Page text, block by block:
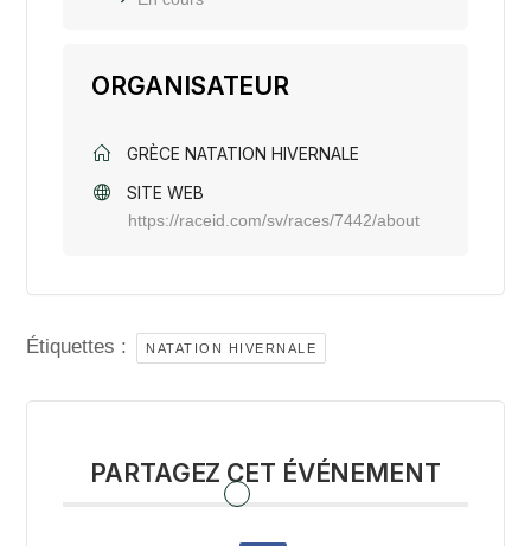
ORGANISATEUR
GRÈCE NATATION HIVERNALE
SITE WEB
https://raceid.com/sv/races/7442/about
Étiquettes : NATATION HIVERNALE
PARTAGEZ CET ÉVÉNEMENT